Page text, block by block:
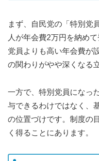
まず、自民党の「特別党
人が年会費2万円を納め
党員よりも高い年会費が
の関わりがやや深くなる
一方で、特別党員になっ
与できるわけではなく、
の位置づけです。制度の
く得ることにあります。